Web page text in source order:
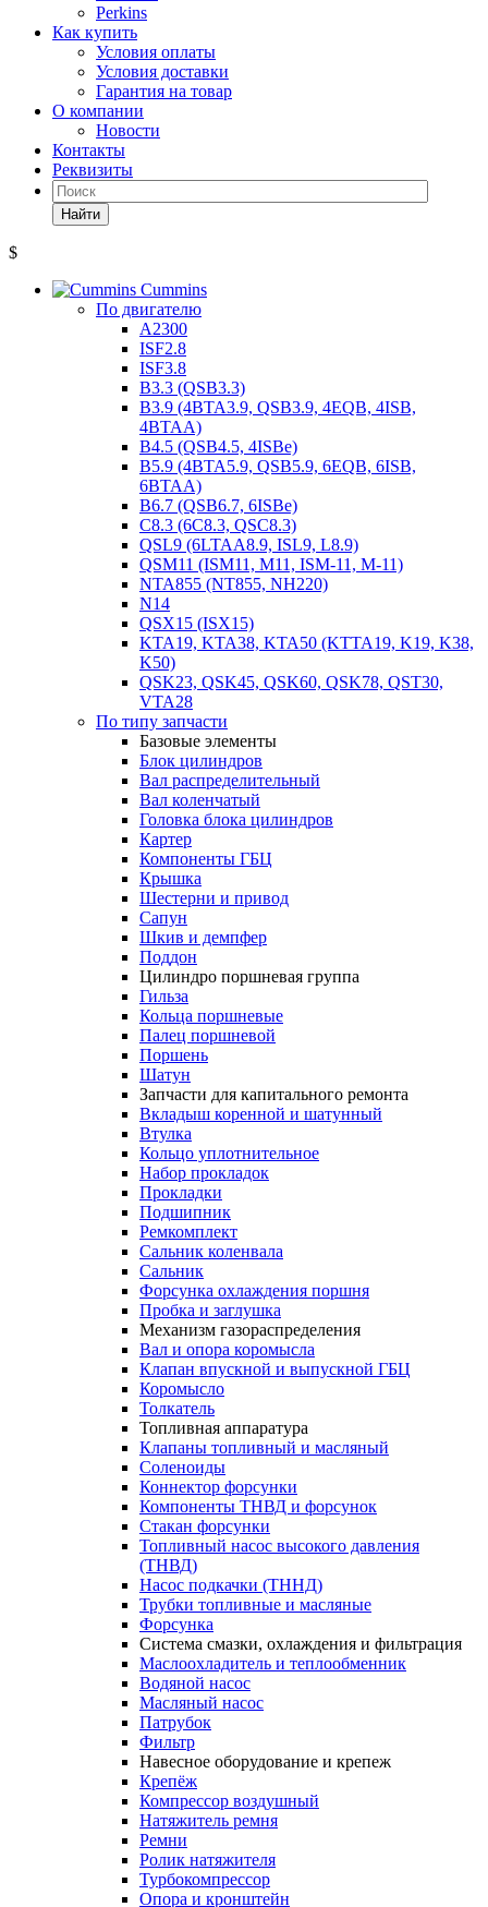
Perkins
Как купить
Условия оплаты
Условия доставки
Гарантия на товар
О компании
Новости
Контакты
Реквизиты
Найти
$
Cummins
По двигателю
A2300
ISF2.8
ISF3.8
B3.3 (QSB3.3)
B3.9 (4BTA3.9, QSB3.9, 4EQB, 4ISB,
4BTAA)
B4.5 (QSB4.5, 4ISBe)
B5.9 (4BTA5.9, QSB5.9, 6EQB, 6ISB,
6BTAA)
B6.7 (QSB6.7, 6ISBe)
C8.3 (6C8.3, QSC8.3)
QSL9 (6LTAA8.9, ISL9, L8.9)
QSM11 (ISM11, M11, ISM-11, M-11)
NTA855 (NT855, NH220)
N14
QSX15 (ISX15)
KTA19, KTA38, KTA50 (KTTA19, K19, K38,
K50)
QSK23, QSK45, QSK60, QSK78, QST30,
VTA28
По типу запчасти
Базовые элементы
Блок цилиндров
Вал распределительный
Вал коленчатый
Головка блока цилиндров
Картер
Компоненты ГБЦ
Крышка
Шестерни и привод
Сапун
Шкив и демпфер
Поддон
Цилиндро поршневая группа
Гильза
Кольца поршневые
Палец поршневой
Поршень
Шатун
Запчасти для капитального ремонта
Вкладыш коренной и шатунный
Втулка
Кольцо уплотнительное
Набор прокладок
Прокладки
Подшипник
Ремкомплект
Сальник коленвала
Сальник
Форсунка охлаждения поршня
Пробка и заглушка
Механизм газораспределения
Вал и опора коромысла
Клапан впускной и выпускной ГБЦ
Коромысло
Толкатель
Топливная аппаратура
Клапаны топливный и масляный
Соленоиды
Коннектор форсунки
Компоненты ТНВД и форсунок
Стакан форсунки
Топливный насос высокого давления
(ТНВД)
Насос подкачки (ТННД)
Трубки топливные и масляные
Форсунка
Система смазки, охлаждения и фильтрация
Маслоохладитель и теплообменник
Водяной насос
Масляный насос
Патрубок
Фильтр
Навесное оборудование и крепеж
Крепёж
Компрессор воздушный
Натяжитель ремня
Ремни
Ролик натяжителя
Турбокомпрессор
Опора и кронштейн